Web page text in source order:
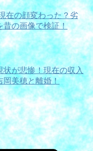
在の顔変わった？劣
昔の画像で検証！
状が悲惨！現在の収入
岡美穂と離婚！